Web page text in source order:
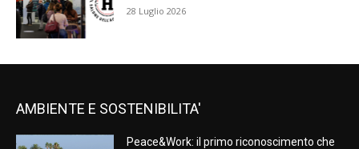
28 Luglio 2026
AMBIENTE E SOSTENIBILITA'
Peace&Work: il primo riconoscimento che